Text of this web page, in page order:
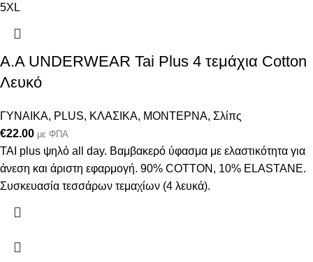
5XL
A.A UNDERWEAR Tai Plus 4 τεμάχια Cotton
Λευκό
ΓΥΝΑΙΚΑ, PLUS, ΚΛΑΣΙΚΑ, ΜΟΝΤΕΡΝΑ, Σλίπς
€22.00 με ΦΠΑ
ΤΑΙ plus ψηλό all day. Βαμβακερό ύφασμα με ελαστικότητα για
άνεση και άριστη εφαρμογή. 90% COTTON, 10% ELASTANΕ.
Συσκευασία τεσσάρων τεμαχίων (4 λευκά).